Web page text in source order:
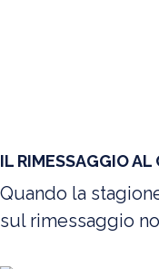
IL RIMESSAGGIO
Quando la
sul rimessaggio